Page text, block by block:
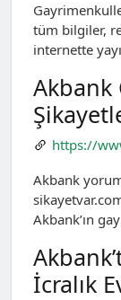
tüm bilgiler,
internette
Akbank
https://
Akbank
Akbank’ın
İcralık